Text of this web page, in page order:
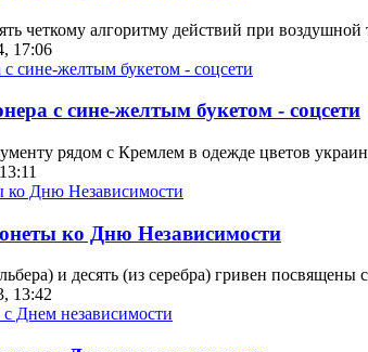
четкому алгоритму действий при воздушной
17:06
с сине-желтым букетом - соцсети
рядом с Кремлем в одежде цветов
ко Дню Независимости
и десять (из серебра) гривен посвящены
13:42